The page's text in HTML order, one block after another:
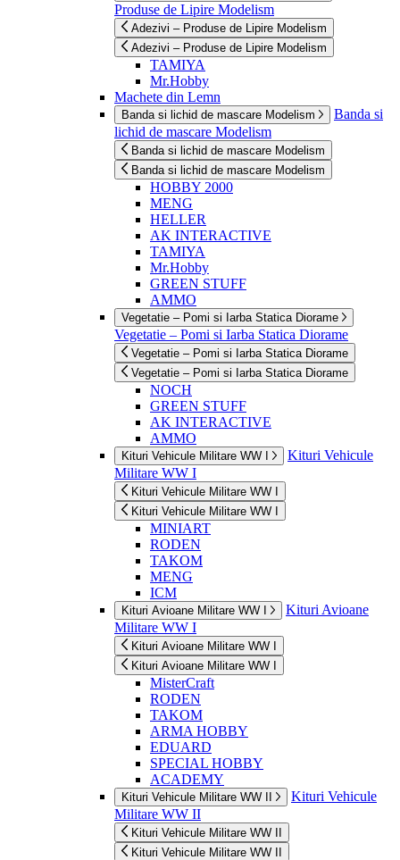
Produse de Lipire Modelism
Adezivi – Produse de Lipire Modelism
Adezivi – Produse de Lipire Modelism
TAMIYA
Mr.Hobby
Machete din Lemn
Banda si lichid de mascare Modelism
Banda si
lichid de mascare Modelism
Banda si lichid de mascare Modelism
Banda si lichid de mascare Modelism
HOBBY 2000
MENG
HELLER
AK INTERACTIVE
TAMIYA
Mr.Hobby
GREEN STUFF
AMMO
Vegetatie – Pomi si Iarba Statica Diorame
Vegetatie – Pomi si Iarba Statica Diorame
Vegetatie – Pomi si Iarba Statica Diorame
Vegetatie – Pomi si Iarba Statica Diorame
NOCH
GREEN STUFF
AK INTERACTIVE
AMMO
Kituri Vehicule Militare WW I
Kituri Vehicule
Militare WW I
Kituri Vehicule Militare WW I
Kituri Vehicule Militare WW I
MINIART
RODEN
TAKOM
MENG
ICM
Kituri Avioane Militare WW I
Kituri Avioane
Militare WW I
Kituri Avioane Militare WW I
Kituri Avioane Militare WW I
MisterCraft
RODEN
TAKOM
ARMA HOBBY
EDUARD
SPECIAL HOBBY
ACADEMY
Kituri Vehicule Militare WW II
Kituri Vehicule
Militare WW II
Kituri Vehicule Militare WW II
Kituri Vehicule Militare WW II